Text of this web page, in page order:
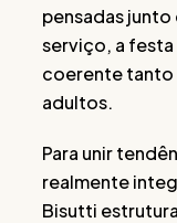
pensadas
serviço, a
coerente tanto
adultos.
Para unir
realmente
Bisutti